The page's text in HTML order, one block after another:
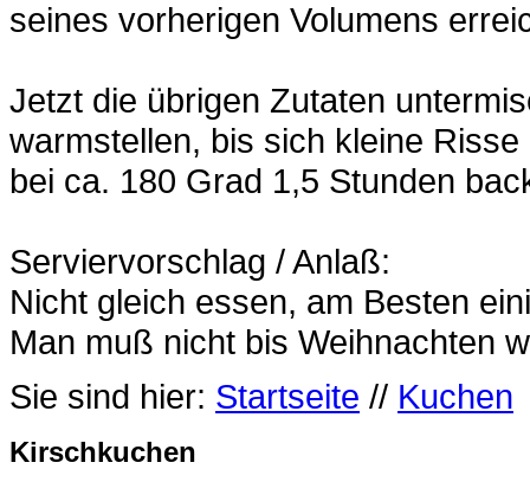
seines vorherigen Volumens
Jetzt die übrigen Zutaten
warmstellen, bis sich kleine
bei ca. 180 Grad 1,5 Stunden
Serviervorschlag / Anlaß:
Nicht gleich essen, am Besten
Man muß nicht bis Weihnachten
Sie sind hier: Startseite // Kuchen
Kirschkuchen